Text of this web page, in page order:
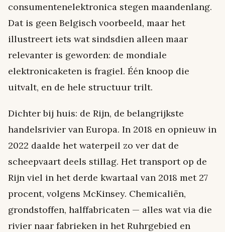
consumentenelektronica stegen maandenlang.
Dat is geen Belgisch voorbeeld, maar het
illustreert iets wat sindsdien alleen maar
relevanter is geworden: de mondiale
elektronicaketen is fragiel. Één knoop die
uitvalt, en de hele structuur trilt.
Dichter bij huis: de Rijn, de belangrijkste
handelsrivier van Europa. In 2018 en opnieuw in
2022 daalde het waterpeil zo ver dat de
scheepvaart deels stillag. Het transport op de
Rijn viel in het derde kwartaal van 2018 met 27
procent, volgens McKinsey. Chemicaliën,
grondstoffen, halffabricaten — alles wat via die
rivier naar fabrieken in het Ruhrgebied en